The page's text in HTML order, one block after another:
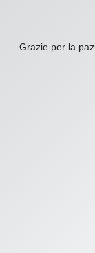
Grazie per la